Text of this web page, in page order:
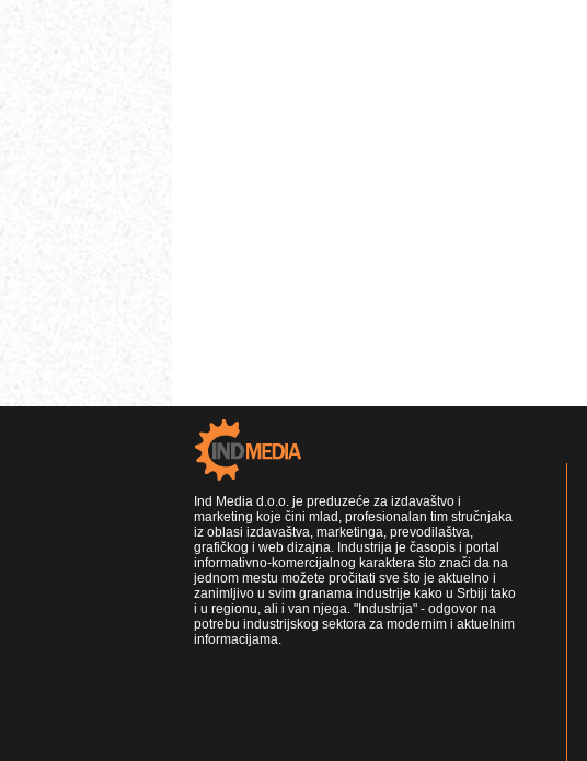
Ind Media d.o.o. je preduzeće za izdavaštvo i
marketing koje čini mlad, profesionalan tim stručnjaka
iz oblasi izdavaštva, marketinga, prevodilaštva,
grafičkog i web dizajna. Industrija je časopis i portal
informativno-komercijalnog karaktera što znači da na
jednom mestu možete pročitati sve što je aktuelno i
zanimljivo u svim granama industrije kako u Srbiji tako
i u regionu, ali i van njega. "Industrija" - odgovor na
potrebu industrijskog sektora za modernim i aktuelnim
informacijama.